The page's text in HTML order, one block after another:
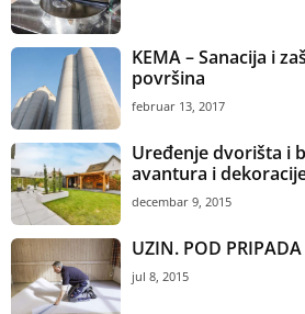
KEMA – Sanacija i
površina
februar 13, 2017
Uređenje dvorišta i
avantura i
decembar 9, 2015
UZIN. POD
jul 8, 2015